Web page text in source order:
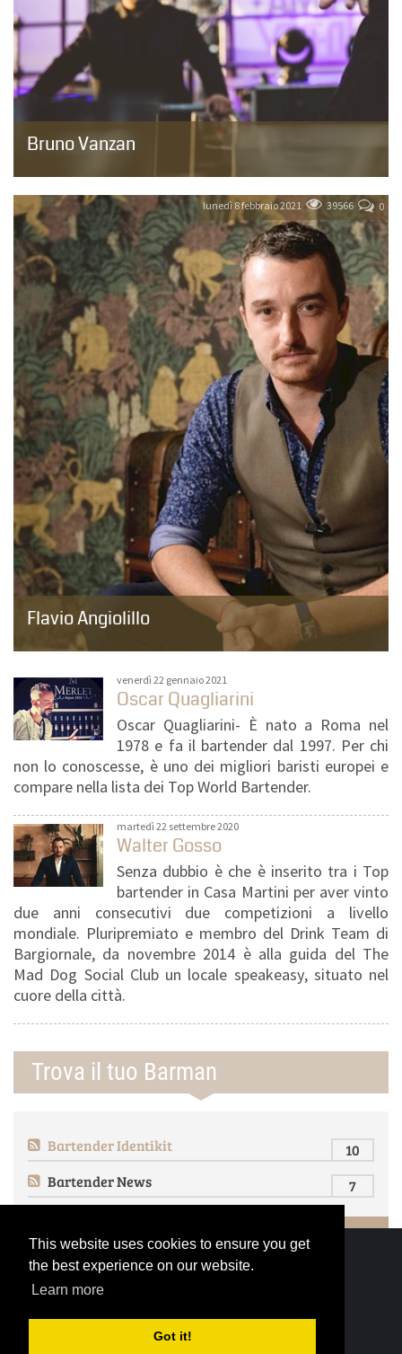
This website uses cookies to ensure you get
the best experience on our website.
Learn more
Got it!
Bruno Vanzan
Anni di studio, esercitazioni e assidua frequentazione di cocktail
e importanti...
Flavio Angiolillo
Lui è un mix perfetto di esuberanza, stile, curiosità e un pizzico
suoi...
lunedì 8 febbraio 2021 0
39566
venerdì 22 gennaio 2021
Oscar Quagliarini
Oscar Quagliarini- È nato a Roma nel
1978 e fa il bartender dal 1997. Per chi
non lo conoscesse, è uno dei migliori baristi europei e
compare nella lista dei Top World Bartender.
martedì 22 settembre 2020
Walter Gosso
Senza dubbio è che è inserito tra i Top
bartender in Casa Martini per aver vinto
due anni consecutivi due competizioni a livello
mondiale. Pluripremiato e membro del Drink Team di
Bargiornale, da novembre 2014 è alla guida del The
Mad Dog Social Club un locale speakeasy, situato nel
cuore della città.
Trova il tuo Barman
Bartender Identikit
10
Bartender News
7
Seguici sui Social